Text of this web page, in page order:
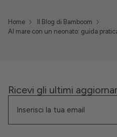
Home
Il Blog di Bamboom
Al mare con un neonato: guida
Ricevi gli ultimi